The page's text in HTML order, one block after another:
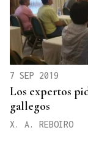
7 SEP 2019
Los expertos
gallegos
X. A. REBOIRO